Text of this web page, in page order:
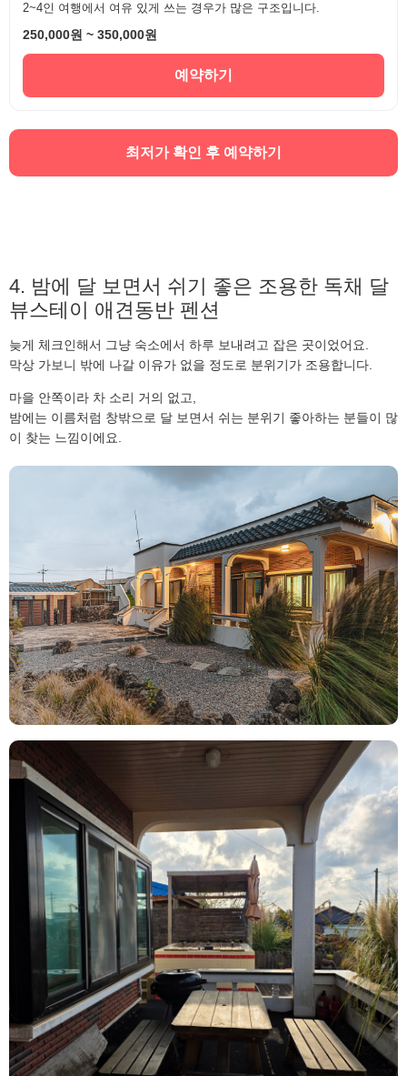
2~4인 여행에서 여유 있게 쓰는 경우가 많은 구조입니다.
250,000원 ~ 350,000원
예약하기
최저가 확인 후 예약하기
4. 밤에 달 보면서 쉬기 좋은 조용한 독채 달
뷰스테이 애견동반 펜션
늦게 체크인해서 그냥 숙소에서 하루 보내려고 잡은 곳이었어요.
막상 가보니 밖에 나갈 이유가 없을 정도로 분위기가 조용합니다.
마을 안쪽이라 차 소리 거의 없고,
밤에는 이름처럼 창밖으로 달 보면서 쉬는 분위기 좋아하는 분들이 많
이 찾는 느낌이에요.